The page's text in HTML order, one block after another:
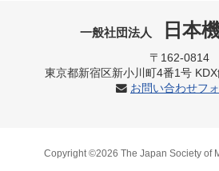
一般社団法人 日本
〒162-0814
東京都新宿区新小川町4番1号
お問い合わせフ
Copyright ©2026 The Japan Society of